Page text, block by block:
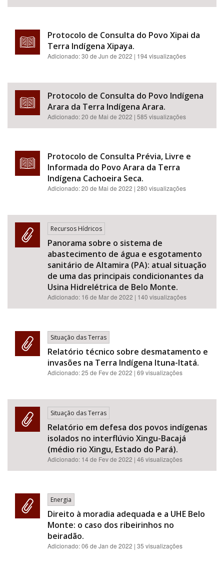
Protocolo de Consulta do Povo Xipai da
Terra Indígena Xipaya.
Adicionado:30 de Jun de 2022 | 194 visualizações
Protocolo de Consulta do Povo Indígena
Arara da Terra Indígena Arara.
Adicionado:20 de Mai de 2022 | 585 visualizações
Protocolo de Consulta Prévia, Livre e
Informada do Povo Arara da Terra
Indígena Cachoeira Seca.
Adicionado:20 de Mai de 2022 | 280 visualizações
Recursos Hídricos
Panorama sobre o sistema de
abastecimento de água e esgotamento
sanitário de Altamira (PA): atual situação
de uma das principais condicionantes da
Usina Hidrelétrica de Belo Monte.
Adicionado: 16 de Mar de 2022 | 140 visualizações
Situação das Terras
Relatório técnico sobre desmatamento e
invasões na Terra Indígena Ituna-Itatá.
Adicionado:25 de Fev de 2022 | 69 visualizações
Situação das Terras
Relatório em defesa dos povos indígenas
isolados no interflúvio Xingu-Bacajá
(médio rio Xingu, Estado do Pará).
Adicionado: 14 de Fev de 2022 | 46 visualizações
Energia
Direito à moradia adequada e a UHE Belo
Monte: o caso dos ribeirinhos no
beiradão.
Adicionado:06 de Jan de 2022 | 35 visualizações